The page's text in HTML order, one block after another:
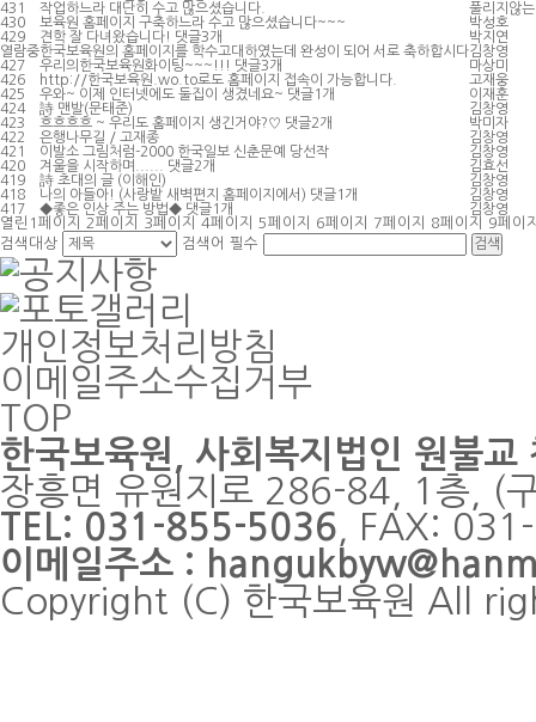
431
작업하느라 대단히 수고 많으셨습니다.
풀리지않
430
보육원 홈페이지 구축하느라 수고 많으셨습니다~~~
박성호
429
견학 잘 다녀왔습니다! 댓글3개
박지연
열람중한국보육원의 홈페이지를 학수고대하였는데 완성이 되어 서로 축하합시다김창영
427
우리의한국보육원화이팅~~~!!! 댓글3개
마상미
426
http://한국보육원.wo.to로도 홈페이지 접속이 가능합니다.
고재웅
425
우와~ 이제 인터넷에도 둘집이 생겼네요~ 댓글1 개
이재훈
424
詩 맨발(문태준)
김창영
423
흐흐흐흐 ~ 우리도 홈페이지 생긴거야?♡ 댓글2개
박미자
422
은행나무길 / 고재종
김창영
421
이발소 그림처럼-2000 한국일보 신춘문예 당선작
김창영
420
겨울을 시작하며...... 댓글2개
김효선
419
詩 초대의 글 (이해인)
김창영
418
나의 아들아! (사랑밭 새벽편지 홈페이지에서) 댓글1 개
김창영
417
◆좋은 인상 주는 방법◆ 댓글1 개 김창영
열린 1 페이지 2페이지 3페이지 4페이지 5페이지 6페이지 7페이지 8페이지 9페이
검색대상
검색어 필수
개인정보처리방침
이메일주소수집거부
TOP
한국보육원 , 사회복지법인 원불교
장흥면 유원지로 286-84, 1층, (
TEL: 031-855-5036 , FAX:
이메일주소 :
Copyright (C) 한국보육원 All